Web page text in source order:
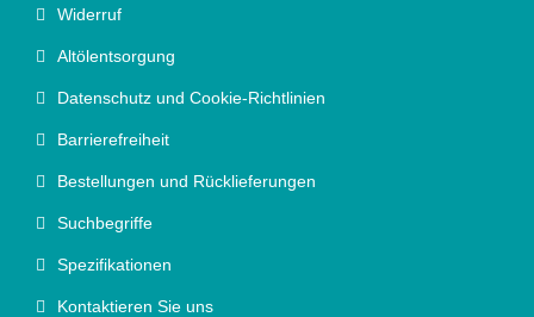
Widerruf
Altölentsorgung
Datenschutz und Cookie-Richtlinien
Barrierefreiheit
Bestellungen und Rücklieferungen
Suchbegriffe
Spezifikationen
Kontaktieren Sie uns